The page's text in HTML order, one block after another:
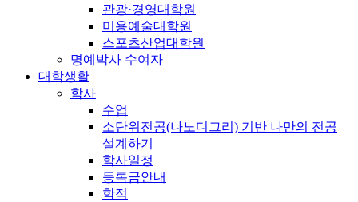
관광·경영대학원
미용예술대학원
스포츠산업대학원
명예박사 수여자
대학생활
학사
수업
소단위전공(나노디그리) 기반 나만의 전공
설계하기
학사일정
등록금안내
학적